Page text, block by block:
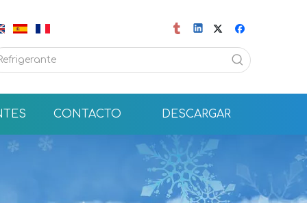
CONTACTO DESCARGAR